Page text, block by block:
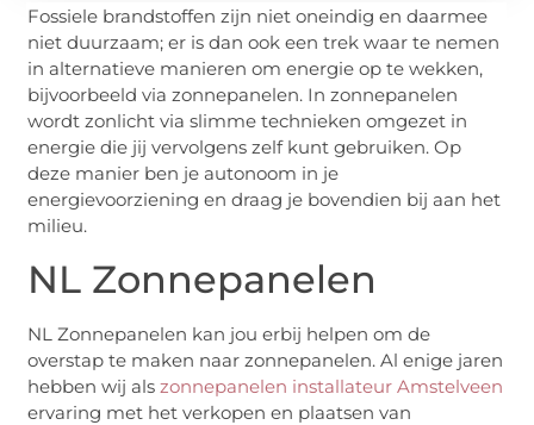
Fossiele brandstoffen zijn niet oneindig en daarmee
niet duurzaam; er is dan ook een trek waar te nemen
in alternatieve manieren om energie op te wekken,
bijvoorbeeld via zonnepanelen. In zonnepanelen
wordt zonlicht via slimme technieken omgezet in
energie die jij vervolgens zelf kunt gebruiken. Op
deze manier ben je autonoom in je
energievoorziening en draag je bovendien bij aan het
milieu.
NL Zonnepanelen
NL Zonnepanelen kan jou erbij helpen om de
overstap te maken naar zonnepanelen. Al enige jaren
hebben wij alszonnepanelen installateur Amstelveen
ervaring met het verkopen en plaatsen van